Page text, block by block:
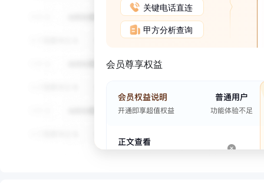
关键电话直连
甲方分析查询
会员尊享权益